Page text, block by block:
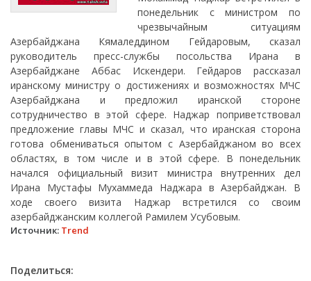
понедельник с министром по
чрезвычайным ситуациям
Азербайджана Кямаледдином Гейдаровым, сказал
руководитель пресс-службы посольства Ирана в
Азербайджане Аббас Искендери. Гейдаров рассказал
иранскому министру о достижениях и возможностях МЧС
Азербайджана и предложил иранской стороне
сотрудничество в этой сфере. Наджар поприветствовал
предложение главы МЧС и сказал, что иранская сторона
готова обмениваться опытом с Азербайджаном во всех
областях, в том числе и в этой сфере. В понедельник
начался официальный визит министра внутренних дел
Ирана Мустафы Мухаммеда Наджара в Азербайджан. В
ходе своего визита Наджар встретился со своим
азербайджанским коллегой Рамилем Усубовым.
Источник: Trend
Поделиться: